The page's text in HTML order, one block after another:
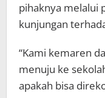
pihaknya melalui
kunjungan
“Kami kemaren
menuju ke
apakah bisa